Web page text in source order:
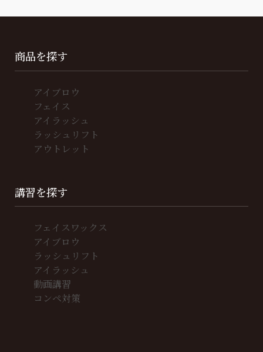
商品を探す
アイブロウ
フェイス
アイラッシュ
ラッシュリフト
アウトレット
講習を探す
フェイスワックス
アイブロウ
ラッシュリフト
アイラッシュ
動画講習
コンペ対策